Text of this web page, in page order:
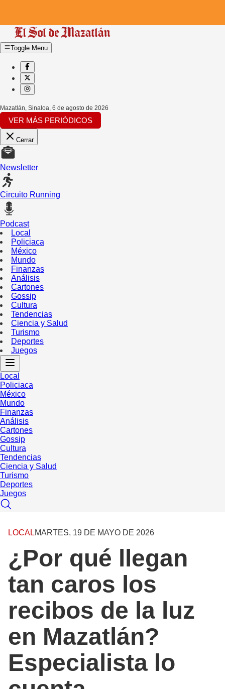
Toggle Menu
Mazatlán, Sinaloa, 6 de agosto de 2026
VER MÁS PERIÓDICOS
Cerrar
Newsletter
Circuito Running
Podcast
Local
Policiaca
México
Mundo
Finanzas
Análisis
Cartones
Gossip
Cultura
Tendencias
Ciencia y Salud
Turismo
Deportes
Juegos
Local
Policiaca
México
Mundo
Finanzas
Análisis
Cartones
Gossip
Cultura
Tendencias
Ciencia y Salud
Turismo
Deportes
Juegos
LOCALMARTES, 19 DE MAYO DE 2026
¿Por qué llegan
tan caros los
recibos de la luz
en Mazatlán?
Especialista lo